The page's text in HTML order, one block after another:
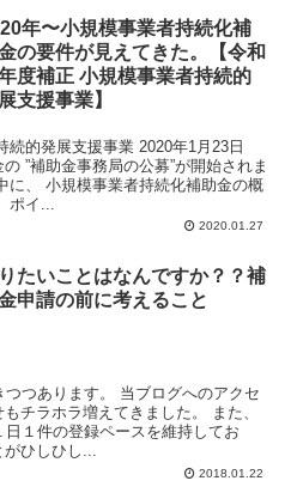
年〜小規模事業者持続化補
の要件が見えてきた。【令和
度補正 小規模事業者持続的
支援事業】
的発展支援事業 2020年1月23日
”補助金事務局の公募”が開始されま
に、 小規模事業者持続化補助金の概
イ...
2020.01.27
たいことはなんですか？？補
申請の前に考えること
つあります。 当ブログへのアクセ
チラホラ増えてきました。 また、
１件の登録ペースを維持してお
がひしひし...
2018.01.22